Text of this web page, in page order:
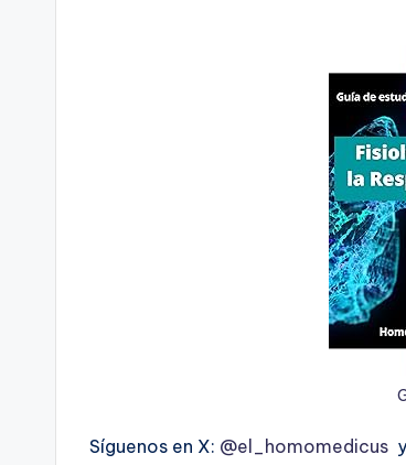
Síguenos en X: @el_homomedicus y